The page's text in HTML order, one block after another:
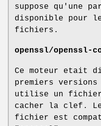
suppose qu'une
disponible pour
fichiers.
openssl/openssl-
Ce moteur etait
premiers
utilise un fichier
cacher la clef.
fichier est